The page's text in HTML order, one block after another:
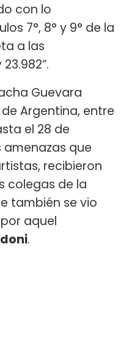
con lo
7°, 8° y 9° de la
a las
Guevara
Argentina, entre
el 28 de
amenazas que
recibieron
colegas de la
también se vio
aquel
.